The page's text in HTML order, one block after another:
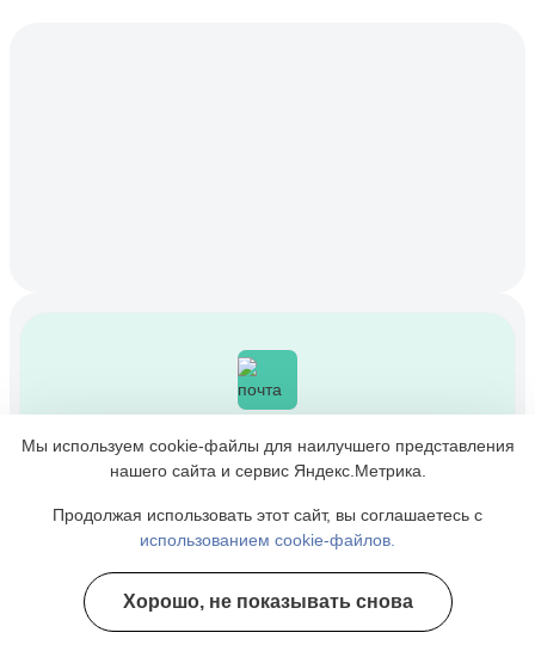
Информационная службаПолезные курсы
Мы используем cookie-файлы для наилучшего представления
нашего сайта и сервис Яндекс.Метрика.
Продолжая использовать этот сайт, вы соглашаетесь с
использованием cookie-файлов.
Хорошо, не показывать снова